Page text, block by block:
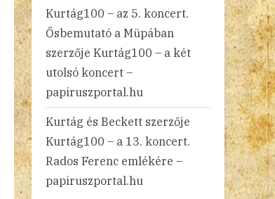
Kurtág100 – az 5. koncert.
Ősbemutató a Müpában
szerzője Kurtág100 – a két
utolsó koncert –
papiruszportal.hu
Kurtág és Beckett szerzője
Kurtág100 – a 13. koncert.
Rados Ferenc emlékére –
papiruszportal.hu